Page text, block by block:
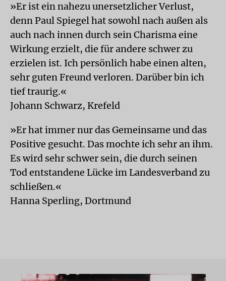
»Er ist ein nahezu unersetzlicher Verlust,
denn Paul Spiegel hat sowohl nach außen als
auch nach innen durch sein Charisma eine
Wirkung erzielt, die für andere schwer zu
erzielen ist. Ich persönlich habe einen alten,
sehr guten Freund verloren. Darüber bin ich
tief traurig.«
Johann Schwarz, Krefeld
»Er hat immer nur das Gemeinsame und das
Positive gesucht. Das mochte ich sehr an ihm.
Es wird sehr schwer sein, die durch seinen
Tod entstandene Lücke im Landesverband zu
schließen.«
Hanna Sperling, Dortmund